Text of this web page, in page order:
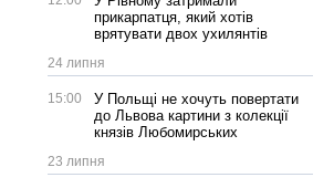
прикарпатця, який хотів
врятувати двох ухилянтів
24 липня
15:00
У Польщі не хочуть повертати
до Львова картини з колекції
князів Любомирських
23 липня